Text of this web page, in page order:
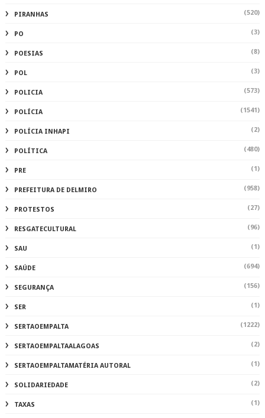
PIRANHAS (520)
PO (3)
POESIAS (8)
POL (3)
POLICIA (573)
POLÍCIA (1541)
POLÍCIA INHAPI (2)
POLÍTICA (480)
PRE (1)
PREFEITURA DE DELMIRO (958)
PROTESTOS (27)
RESGATECULTURAL (96)
SAU (1)
SAÚDE (694)
SEGURANÇA (156)
SER (1)
SERTAOEMPALTA (1222)
SERTAOEMPALTAALAGOAS (2)
SERTAOEMPALTAMATÉRIA AUTORAL (1)
SOLIDARIEDADE (2)
TAXAS (1)